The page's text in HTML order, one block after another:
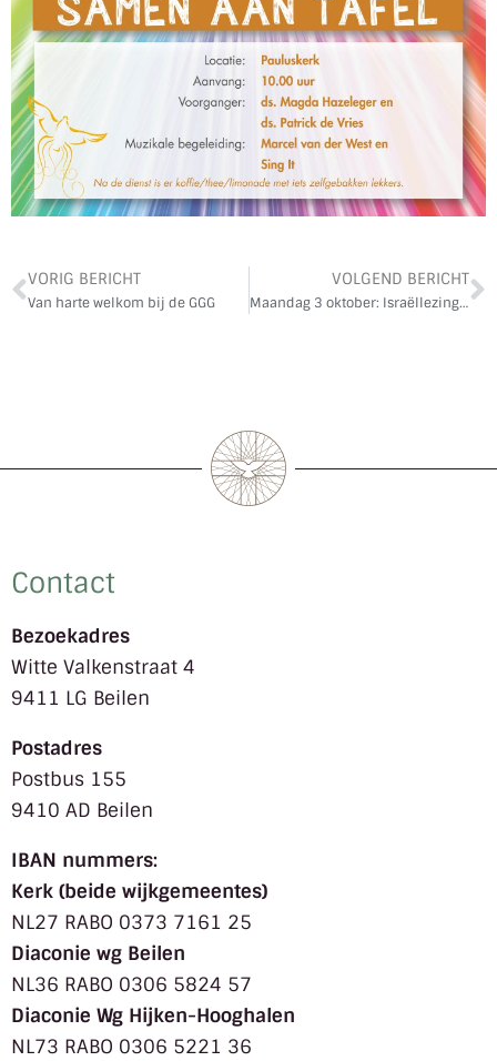
VORIG BERICHT
Van harte welkom bij de GGG
VOLGEND BERICHT
Maandag 3 oktober: Israëllezing in Beilen
Contact
Bezoekadres
Witte Valkenstraat 4
9411 LG Beilen
Postadres
Postbus 155
9410 AD Beilen
IBAN nummers:
Kerk (beide wijkgemeentes)
NL27 RABO 0373 7161 25
Diaconie wg Beilen
NL36 RABO 0306 5824 57
Diaconie Wg Hijken-Hooghalen
NL73 RABO 0306 5221 36